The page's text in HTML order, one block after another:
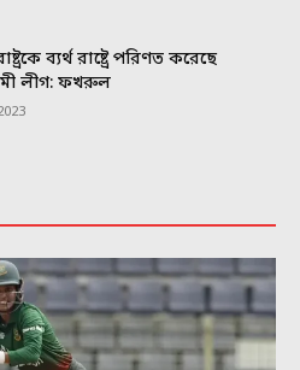
ব্যর্থ রাষ্ট্রে পরিণত করেছে
লীগ: ফখরুল